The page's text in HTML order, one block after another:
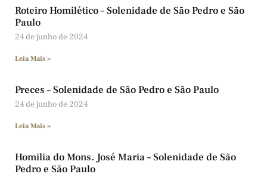
Roteiro Homilético – Solenidade de São Pedro e São
Paulo
24 de junho de 2024
Leia Mais »
Preces – Solenidade de São Pedro e São Paulo
24 de junho de 2024
Leia Mais »
Homilia do Mons. José Maria – Solenidade de São
Pedro e São Paulo